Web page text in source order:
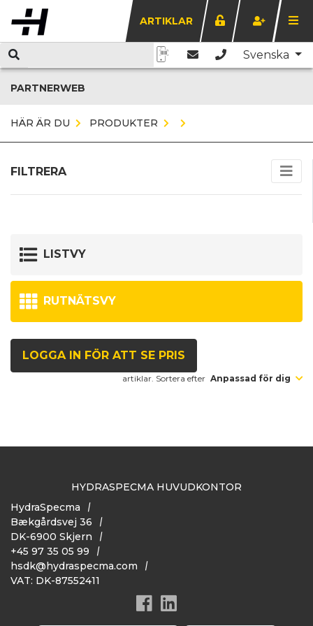
ARTIKLAR
Svenska
PARTNERWEB
HÄR ÄR DU PRODUKTER
FILTRERA
LISTVY
RUTNÄTSVY
LOGGA IN FÖR ATT SE PRIS
artiklar. Sortera efter Anpassad för dig
HYDRASPECMA HUVUDKONTOR
HydraSpecma
Bækgårdsvej 36
DK-6900 Skjern
+45 97 35 05 99
hsdk@hydraspecma.com
VAT: DK-87552411